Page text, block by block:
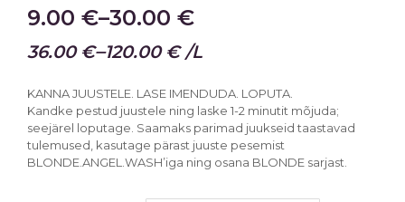
9.00 €–30.00 €
36.00 €–120.00 € /L
KANNA JUUSTELE. LASE IMENDUDA. LOPUTA.
Kandke pestud juustele ning laske 1-2 minutit mõjuda;
seejärel loputage. Saamaks parimad juukseid taastavad
tulemused, kasutage pärast juuste pesemist
BLONDE.ANGEL.WASH’iga ning osana BLONDE sarjast.